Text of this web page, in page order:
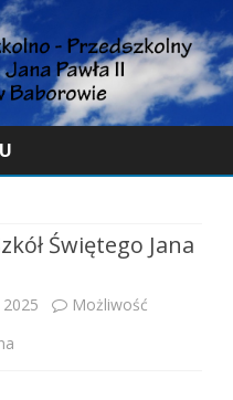
Świętego Jana
Możliwość